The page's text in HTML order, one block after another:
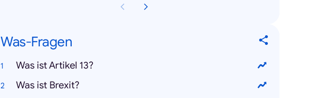
Was-Fragen
Was ist Artikel 13?
Was ist Brexit?